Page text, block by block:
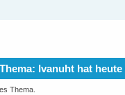
Thema: Ivanuht hat
Thema.